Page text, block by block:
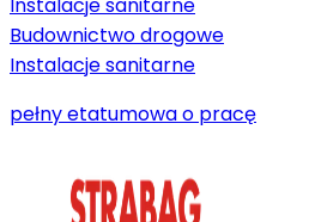
Budownictwo drogowe
Instalacje sanitarne
pełny etatumowa o pracę